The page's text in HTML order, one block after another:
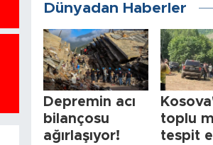
Dünyadan Haberler
Depremin acı
bilançosu
ağırlaşıyor!
toplu
tespit